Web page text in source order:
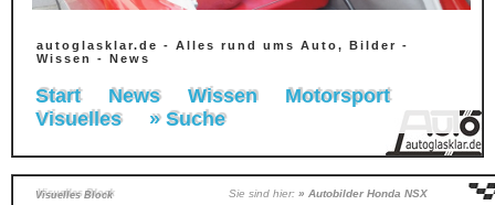
autoglasklar.de - Alles rund ums Auto, Bilder -
Wissen - News
Start News Wissen
Motorsport
Visuelles
» Suche
Visuelles Block Sie sind hier: » Autobilder Honda NSX